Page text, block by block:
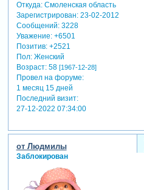
Откуда:Смоленская область
Зарегистрирован: 23-02-2012
Сообщений:3228
Уважение: +6501
Позитив: +2521
Пол:Женский
Возраст:58 [1967-12-28]
Провел на форуме:
1 месяц 15 дней
Последний визит:
27-12-2022 07:34:00
от Людмилы
Заблокирован